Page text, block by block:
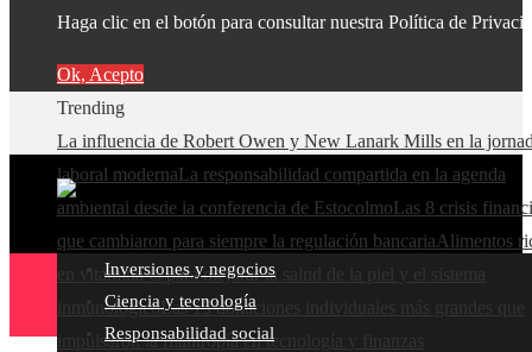
Haga clic en el botón para consultar nuestra Política de
Ok, Acepto
Trending
La influencia de Robert Owen y New Lanark Mills en la
laboral modernaLa responsabilidad compartida en la agenda
ambiental desde la conferencia de EstocolmoLas 8 crisis
que cambiaron para siempre la regulación bancariaAlimentos
en vitamina C para mejorar la salud de la piel y el sistema
inmunológicoLas 15 donaciones individuales más grandes que
impulsaron la filantropía en tecnología y finanzas
Inversiones y negocios
Ciencia y tecnología
Responsabilidad social